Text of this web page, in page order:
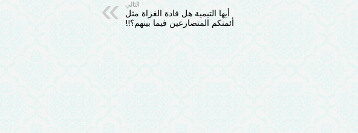
التالي
أيها التيمية هل قادة الغزاة مثل
أئمتكم المتصارعين فيما بينهم؟!!